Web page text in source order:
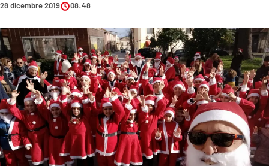
AMBIENTE
SOCIETÀ
CULTURA
ECONOMIA E LAVORO
EVENTI
28 dicembre 2019 08:48